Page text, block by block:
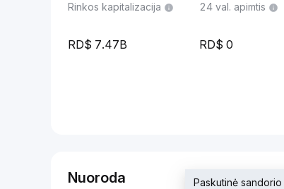
Rinkos kapitalizacija
7.47B
24 val. apimtis
0
Nuoroda Paskutinė